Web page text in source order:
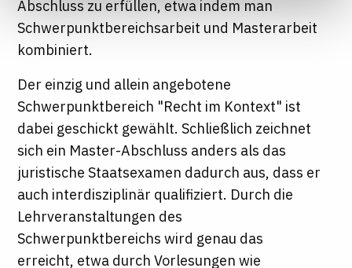
Informationen finden Sie in unseren
Datenschutzhinweisen
Abschluss zu erfüllen, etwa indem man
Schwerpunktbereichsarbeit und Masterarbeit
kombiniert.
Der einzig und allein angebotene
Schwerpunktbereich "Recht im Kontext" ist
dabei geschickt gewählt. Schließlich zeichnet
sich ein Master-Abschluss anders als das
juristische Staatsexamen dadurch aus, dass er
auch interdisziplinär qualifiziert. Durch die
Lehrveranstaltungen des
Schwerpunktbereichs wird genau das
erreicht, etwa durch Vorlesungen wie